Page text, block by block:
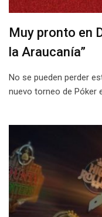
Muy pronto en
la Araucanía”
No se pueden perder
nuevo torneo de Póker